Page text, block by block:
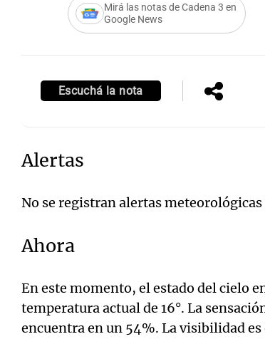
Mirá las notas de Cadena 3 en
Google News
Escuchá la nota
Alertas
No se registran alertas
Ahora
En este momento, el estado del cielo
temperatura actual de 16°. La
encuentra en un 54%. La visibilidad